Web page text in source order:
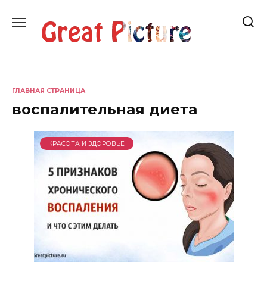
содержанию
ГЛАВНАЯ СТРАНИЦА
воспалительная диета
КРАСОТА И ЗДОРОВЬЕ